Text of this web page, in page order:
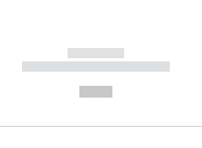
------------
----------- ----------- --------